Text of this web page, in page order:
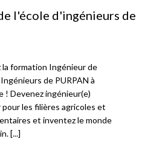
l'école d'ingénieurs de
formation Ingénieur de
de PURPAN à
! Devenez ingénieur(e)
pour les filières agricoles et
et inventez le monde
[...]